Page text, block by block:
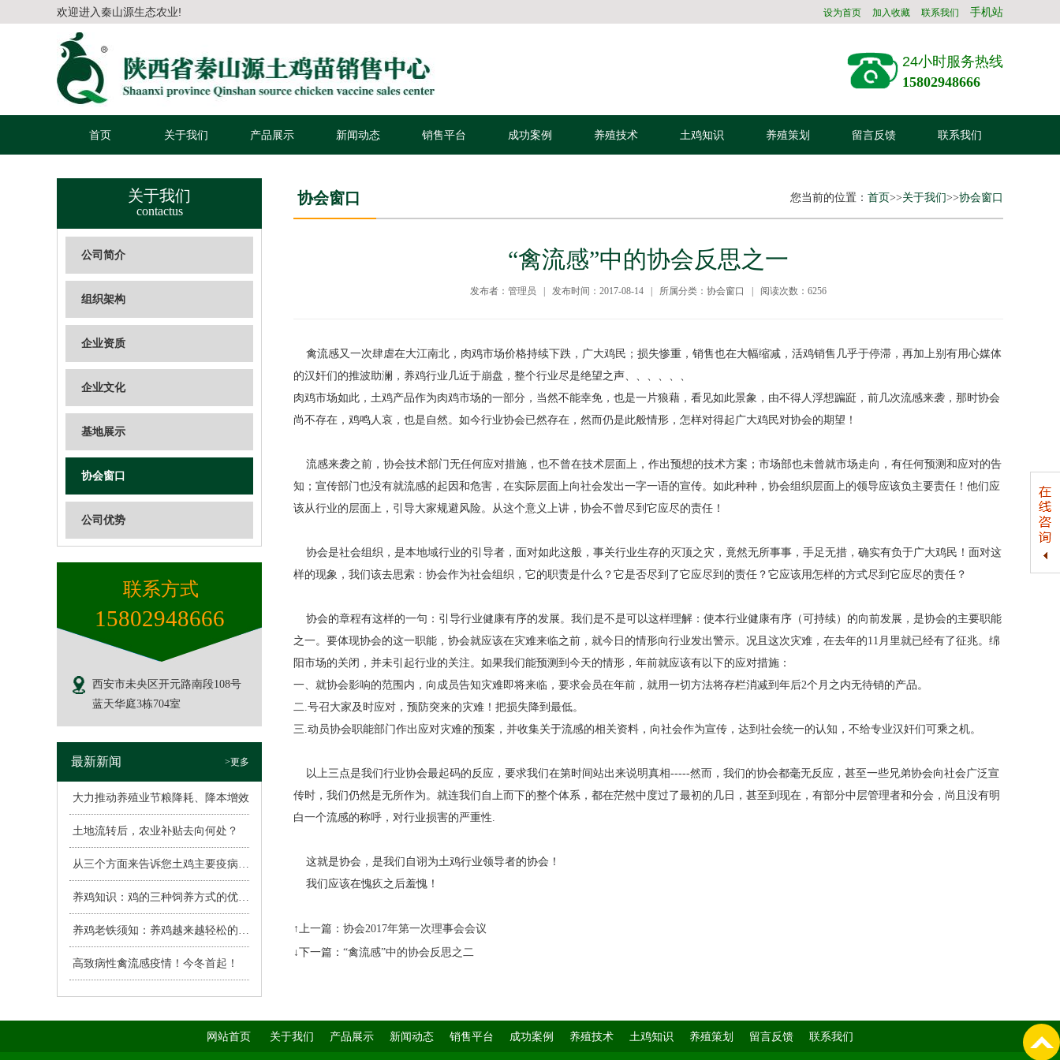
欢迎进入秦山源生态农业! 设为首页 加入收藏 联系我们 手机站
24小时服务热线
15802948666
首页 关于我们 产品展示 新闻动态 销售平台 成功案例 养殖技术 土鸡知识 养殖策划 留言反馈 联系我们
关于我们
contactus
公司简介
组织架构
企业资质
企业文化
基地展示
协会窗口
公司优势
联系方式
15802948666
西安市未央区开元路南段108号
蓝天华庭3栋704室
最新新闻 >更多
大力推动养殖业节粮降耗、降本增效
土地流转后，农业补贴去向何处？
从三个方面来告诉您土鸡主要疫病的表现
养鸡知识：鸡的三种饲养方式的优缺点
养鸡老铁须知：养鸡越来越轻松的6种心态
高致病性禽流感疫情！今冬首起！
协会窗口 您当前的位置： 首页>>关于我们>>协会窗口
“禽流感”中的协会反思之一
发布者：管理员 | 发布时间：2017-08-14 | 所属分类：协会窗口 | 阅读次数：6256
禽流感又一次肆虐在大江南北，肉鸡市场价格持续下跌，广大鸡民；损失惨重，销售也在大幅缩减，活鸡销售几乎于停滞，再加上别有用心媒体
的汉奸们的推波助澜，养鸡行业几近于崩盘，整个行业尽是绝望之声、、、、、、
肉鸡市场如此，土鸡产品作为肉鸡市场的一部分，当然不能幸免，也是一片狼藉，看见如此景象，由不得人浮想蹁跹，前几次流感来袭，那时协会
尚不存在，鸡鸣人哀，也是自然。如今行业协会已然存在，然而仍是此般情形，怎样对得起广大鸡民对协会的期望！
流感来袭之前，协会技术部门无任何应对措施，也不曾在技术层面上，作出预想的技术方案；市场部也未曾就市场走向，有任何预测和应对的告
知；宣传部门也没有就流感的起因和危害，在实际层面上向社会发出一字一语的宣传。如此种种，协会组织层面上的领导应该负主要责任！他们应
该从行业的层面上，引导大家规避风险。从这个意义上讲，协会不曾尽到它应尽的责任！
协会是社会组织，是本地域行业的引导者，面对如此这般，事关行业生存的灭顶之灾，竟然无所事事，手足无措，确实有负于广大鸡民！面对这
样的现象，我们该去思索：协会作为社会组织，它的职责是什么？它是否尽到了它应尽到的责任？它应该用怎样的方式尽到它应尽的责任？
协会的章程有这样的一句：引导行业健康有序的发展。我们是不是可以这样理解：使本行业健康有序（可持续）的向前发展，是协会的主要职能
之一。要体现协会的这一职能，协会就应该在灾难来临之前，就今日的情形向行业发出警示。况且这次灾难，在去年的11月里就已经有了征兆。绵
阳市场的关闭，并未引起行业的关注。如果我们能预测到今天的情形，年前就应该有以下的应对措施：
一、就协会影响的范围内，向成员告知灾难即将来临，要求会员在年前，就用一切方法将存栏消减到年后2个月之内无待销的产品。
二.号召大家及时应对，预防突来的灾难！把损失降到最低。
三.动员协会职能部门作出应对灾难的预案，并收集关于流感的相关资料，向社会作为宣传，达到社会统一的认知，不给专业汉奸们可乘之机。
以上三点是我们行业协会最起码的反应，要求我们在第时间站出来说明真相-----然而，我们的协会都毫无反应，甚至一些兄弟协会向社会广泛宣
传时，我们仍然是无所作为。就连我们自上而下的整个体系，都在茫然中度过了最初的几日，甚至到现在，有部分中层管理者和分会，尚且没有明
白一个流感的称呼，对行业损害的严重性.
这就是协会，是我们自诩为土鸡行业领导者的协会！
我们应该在愧疚之后羞愧！
↑上一篇： 协会2017年第一次理事会会议
↓下一篇： “禽流感”中的协会反思之二
网站首页 关于我们 产品展示 新闻动态 销售平台 成功案例 养殖技术 土鸡知识 养殖策划 留言反馈 联系我们